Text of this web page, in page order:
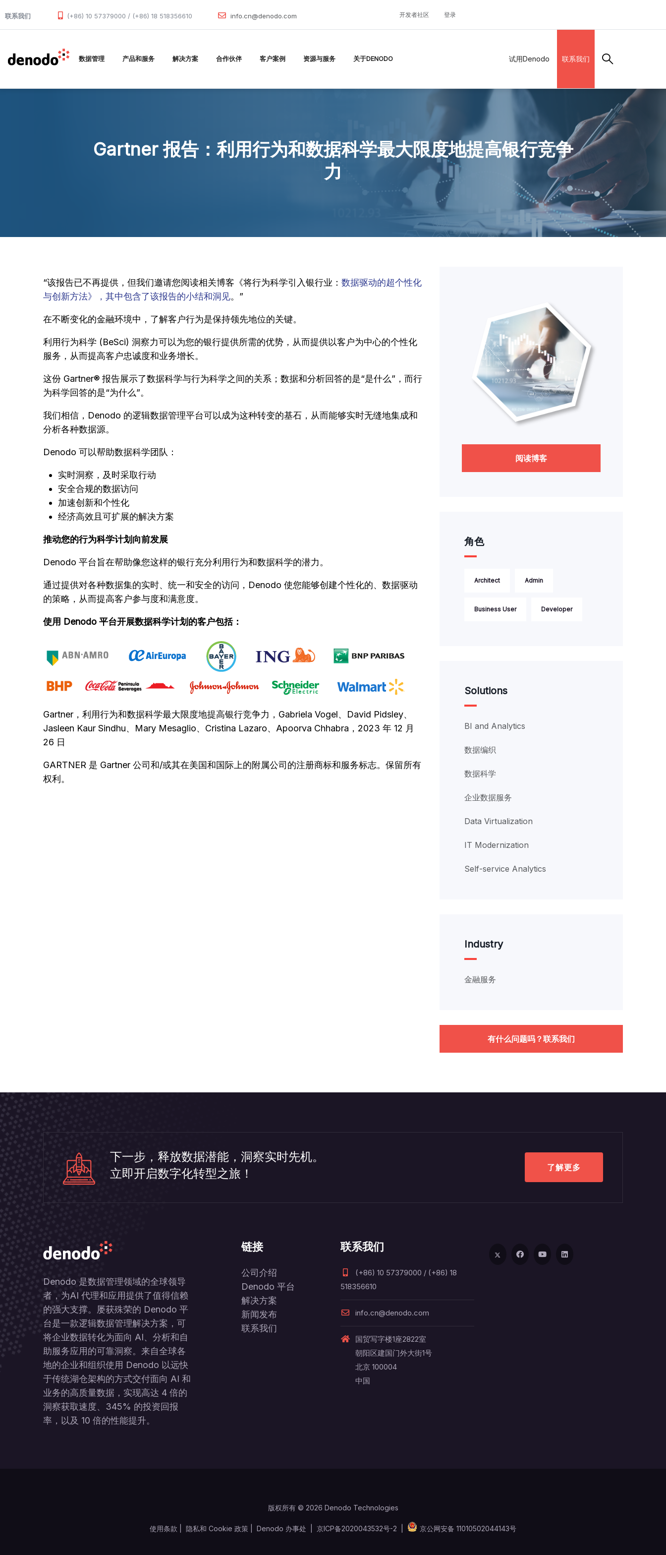
联系我们 (+86) 10 57379000 / (+86) 18 518356610 info.cn@denodo.com 开发者社区 登录
数据管理 产品和服务 解决方案 合作伙伴 客户案例 资源与服务 关于DENODO 试用Denodo 联系我们
Gartner 报告：利用行为和数据科学最大限度地提高银行竞争
力
“该报告已不再提供，但我们邀请您阅读相关博客《将行为科学引入银行业： 数据驱动的超个性化
与创新方法》，其中包含了该报告的小结和洞见。”
在不断变化的金融环境中，了解客户行为是保持领先地位的关键。
利用行为科学 (BeSci) 洞察力可以为您的银行提供所需的优势，从而提供以客户为中心的个性化
服务，从而提高客户忠诚度和业务增长。
这份 Gartner® 报告展示了数据科学与行为科学之间的关系；数据和分析回答的是“是什么”，而行
为科学回答的是“为什么”。
我们相信，Denodo 的逻辑数据管理平台可以成为这种转变的基石，从而能够实时无缝地集成和
分析各种数据源。
Denodo 可以帮助数据科学团队：
实时洞察，及时采取行动
安全合规的数据访问
加速创新和个性化
经济高效且可扩展的解决方案
推动您的行为科学计划向前发展
Denodo 平台旨在帮助像您这样的银行充分利用行为和数据科学的潜力。
通过提供对各种数据集的实时、统一和安全的访问，Denodo 使您能够创建个性化的、数据驱动
的策略，从而提高客户参与度和满意度。
使用 Denodo 平台开展数据科学计划的客户包括：
Gartner，利用行为和数据科学最大限度地提高银行竞争力，Gabriela Vogel、David Pidsley、
Jasleen Kaur Sindhu、Mary Mesaglio、Cristina Lazaro、Apoorva Chhabra，2023 年 12 月
26 日
GARTNER 是 Gartner 公司和/或其在美国和国际上的附属公司的注册商标和服务标志。保留所有
权利。
阅读博客
角色
Architect Admin
Business User Developer
Solutions
BI and Analytics
数据编织
数据科学
企业数据服务
Data Virtualization
IT Modernization
Self-service Analytics
Industry
金融服务
有什么问题吗？联系我们
下一步，释放数据潜能，洞察实时先机。
立即开启数字化转型之旅！
了解更多
Denodo 是数据管理领域的全球领导
者，为AI 代理和应用提供了值得信赖
的强大支撑。屡获殊荣的 Denodo 平
台是一款逻辑数据管理解决方案，可
将企业数据转化为面向 AI、分析和自
助服务应用的可靠洞察。来自全球各
地的企业和组织使用 Denodo 以远快
于传统湖仓架构的方式交付面向 AI 和
业务的高质量数据，实现高达 4 倍的
洞察获取速度、345% 的投资回报
率，以及 10 倍的性能提升。
链接
公司介绍
Denodo 平台
解决方案
新闻发布
联系我们
联系我们
(+86) 10 57379000 / (+86) 18
518356610
info.cn@denodo.com
国贸写字楼1座2822室
朝阳区建国门外大街1号
北京 100004
中国
版权所有 © 2026 Denodo Technologies
使用条款 隐私和 Cookie 政策 Denodo 办事处 京ICP备2020043532号-2 京公网安备 11010502044143号